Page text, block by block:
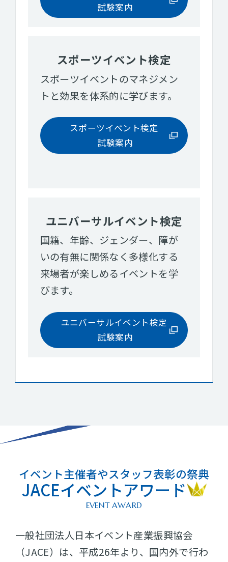
試験案内
スポーツイベント検定
スポーツイベントのマネジメン
トと効果を体系的に学びます。
スポーツイベント検定
試験案内
ユニバーサルイベント検定
国籍、年齢、ジェンダー、障が
いの有無に関係なく多様化する
来場者が楽しめるイベントを学
びます。
ユニバーサルイベント検定
試験案内
イベント主催者やスタッフ表彰の祭典
JACEイベントアワード
EVENT AWARD
一般社団法人日本イベント産業振興協会
（JACE）は、平成26年より、国内外で行わ